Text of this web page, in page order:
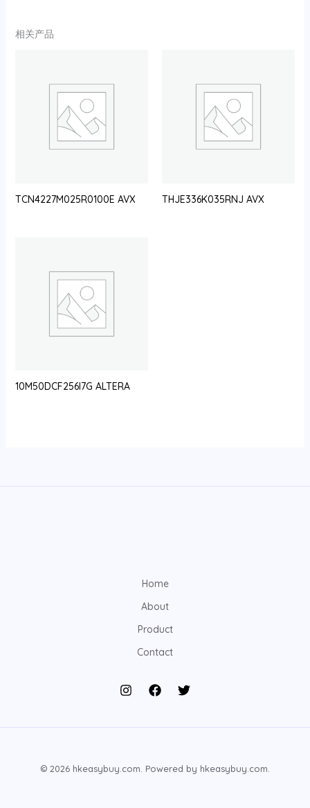
相关产品
TCN4227M025R0100E AVX THJE336K035RNJ AVX
10M50DCF256I7G ALTERA
Home
About
Product
Contact
© 2026 hkeasybuy.com. Powered by hkeasybuy.com.